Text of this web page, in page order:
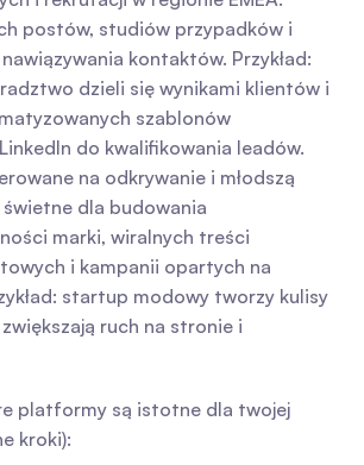
postów, studiów przypadków i
kontaktów. Przykład:
dzieli się wynikami klientów i
szablonów
do kwalifikowania leadów.
na odkrywanie i młodszą
dla budowania
marki, wiralnych treści
i kampanii opartych na
startup modowy tworzy kulisy
ruch na stronie i
platformy są istotne dla twojej
kroki):